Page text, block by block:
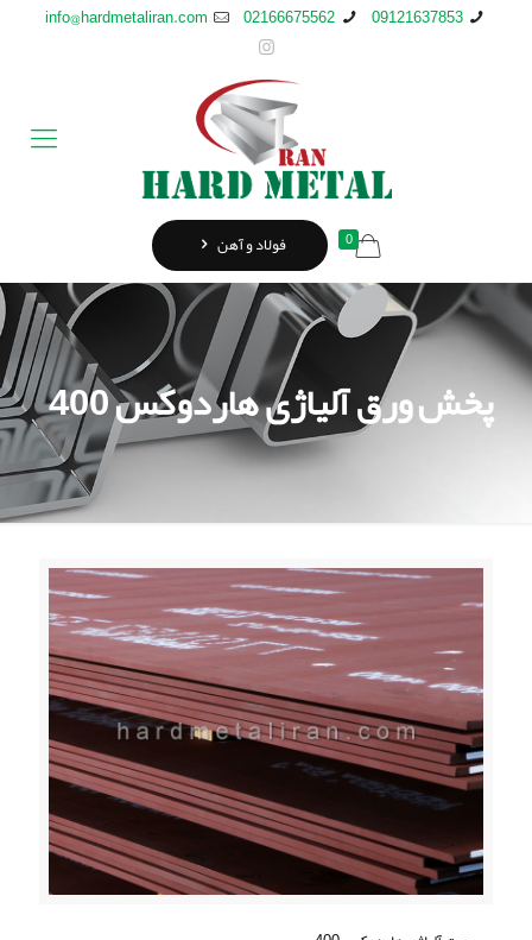
09121637853
02166675562
info@hardmetaliran.com
0 فولاد و آهن
پخش ورق آلیاژی هاردوکس 400